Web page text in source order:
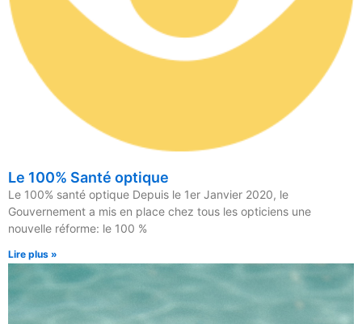
Le 100% Santé optique
Le 100% santé optique Depuis le 1er Janvier 2020, le
Gouvernement a mis en place chez tous les opticiens une
nouvelle réforme: le 100 %
Lire plus »